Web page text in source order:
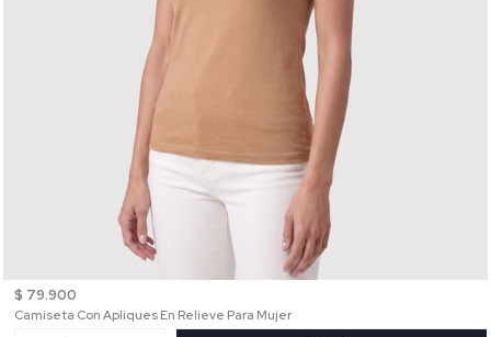
$ 79.900
Camiseta Con Apliques En Relieve Para Mujer